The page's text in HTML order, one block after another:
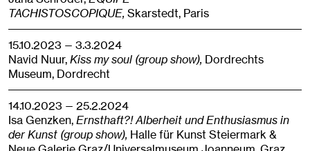
TACHISTOSCOPIQUE, Skarstedt, Paris
15.10.2023 — 3.3.2024
Navid Nuur,Kiss my soul (group show), Dordrechts
Museum, Dordrecht
14.10.2023 — 25.2.2024
Isa Genzken,Ernsthaft?! Alberheit und Enthusiasmus in
der Kunst (group show), Halle für Kunst Steiermark &